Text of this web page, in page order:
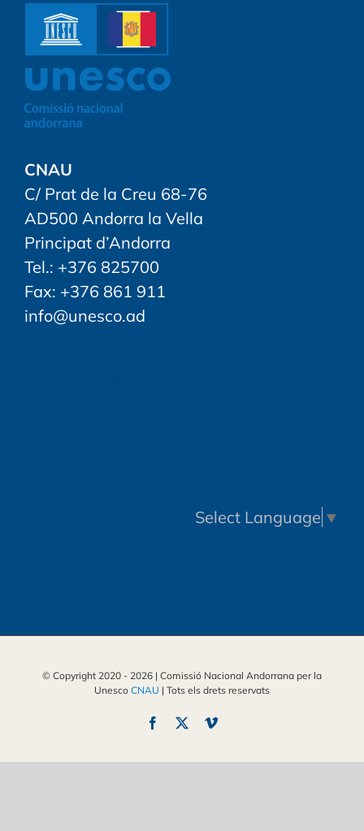
CNAU
C/ Prat de la Creu 68-76
AD500 Andorra la Vella
Principat d’Andorra
Tel.: +376 825700
Fax: +376 861 911
info@unesco.ad
Select Language ▼
© Copyright 2020 - 2026 | Comissió Nacional Andorrana per la
Unesco CNAU | Tots els drets reservats
Facebook Vimeo